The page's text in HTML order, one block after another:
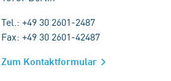
Tel.: +49 30 2601-2487
Fax: +49 30 2601-42487
Zum Kontaktformular